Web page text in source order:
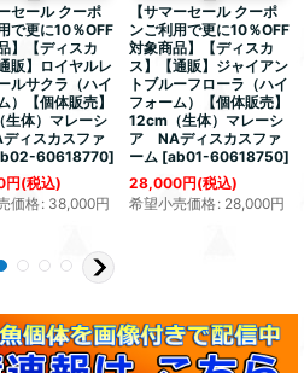
セール クーポ
で更に10％OFF
】【ディスカ
販】ロイヤルレ
ルサクラ（ハイ
）【個体販売】
生体）マレーシ
ィスカスファ
60618770]
円(税込)
価格: 38,000円
【サマーセール クーポ
ンご利用で更に10％OFF
対象商品】【ディスカ
ス】【通販】ジャイアン
トブルーフローラ（ハイ
フォーム）【個体販売】
12cm（生体）マレーシ
ア NAディスカスファ
ーム [ab01-60618750]
28,000円(税込)
希望小売価格: 28,000円